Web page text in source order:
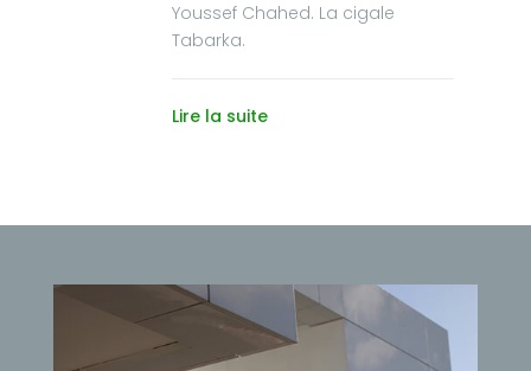
Youssef Chahed. La cigale
Tabarka.
Lire la suite